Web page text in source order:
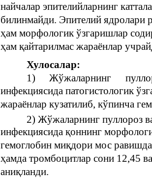
найчалар эпителийларнинг
билинмайди. Эпителий ядролари
ҳам морфологик ўзгаришлар
ҳам қайтарилмас жараёнлар
Хулосалар:
1)
Жўжаларнинг
инфекциясида патогистологик
жараёнлар кузатилиб, кўпинча
2) Жўжаларнинг пуллороз
инфекциясида қоннинг
гемоглобин миқдори мос
ҳамда тромбоцитлар сони 12,45
аниқланди.